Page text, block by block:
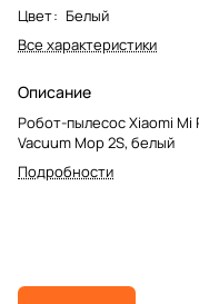
Цвет: Белый
Все характеристики
Описание
Робот-пылесос Xiaomi Mi
Vacuum Mop 2S, белый
Подробности